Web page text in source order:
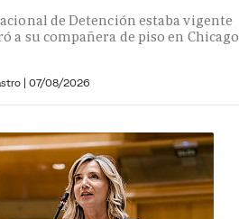
de Detención estaba vigente
a su compañera de piso en Chicago
| 07/08/2026